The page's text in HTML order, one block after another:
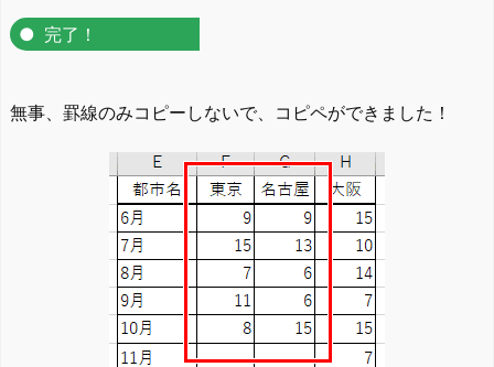
完了！
無事、罫線のみコピーしないで、コピペができました！